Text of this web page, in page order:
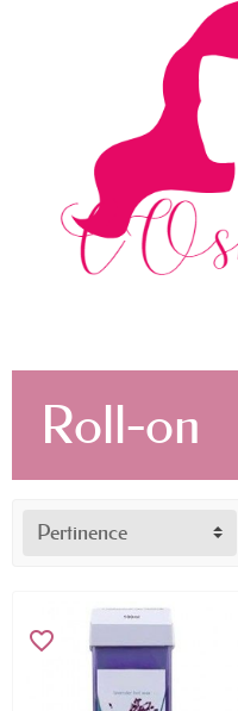
Roll-on
Pertinence
favorite_border